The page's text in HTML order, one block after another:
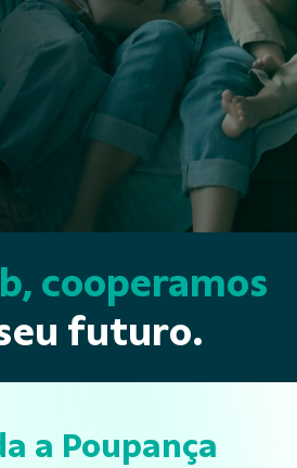
cooperamos
futuro.
a Poupança